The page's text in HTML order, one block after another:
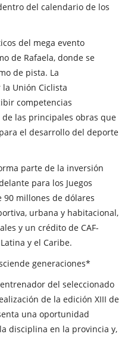
del calendario de los
del mega evento
de Rafaela, donde se
de pista. La
Unión Ciclista
competencias
las principales obras que
el desarrollo del deporte
parte de la inversión
para los Juegos
90 millones de dólares
urbana y habitacional,
y un crédito de CAF-
y el Caribe.
generaciones*
del seleccionado
de la edición XIII de
una oportunidad
disciplina en la provincia y,